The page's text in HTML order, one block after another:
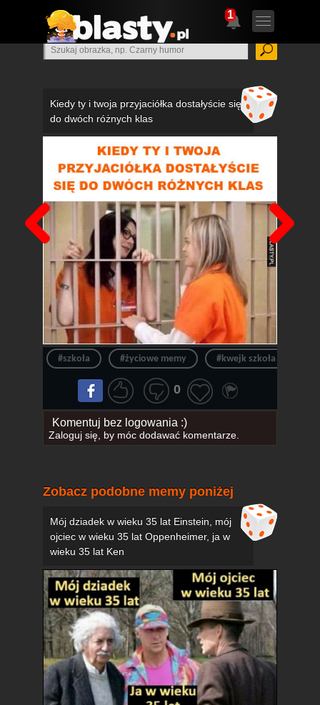
1
Kiedy ty i twoja przyjaciółka dostałyście się
do dwóch różnych klas
Poprzedni
#szkoła #życiowe memy #kwejk szkoła
0
Komentuj bez logowania :)
Zaloguj się, by móc dodawać komentarze.
Zobacz podobne memy poniżej
Mój dziadek w wieku 35 lat Einstein, mój
ojciec w wieku 35 lat Oppenheimer, ja w
wieku 35 lat Ken